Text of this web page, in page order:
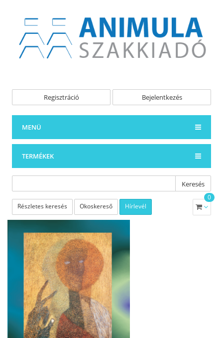
Regisztráció Bejelentkezés
MENÜ
TERMÉKEK
Keresés
Részletes keresés Okoskereső Hírlevél
0